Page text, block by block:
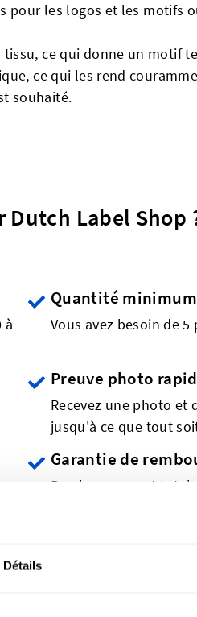
Détails
pour les logos et les motifs
ce qui donne un motif
ce qui les rend
souhaité.
Label Shop
à
Quantité minimum
Vous avez besoin de
Preuve photo
Recevez une photo et
jusqu'à ce que tout
Garantie de
Remboursement total
leur Patch